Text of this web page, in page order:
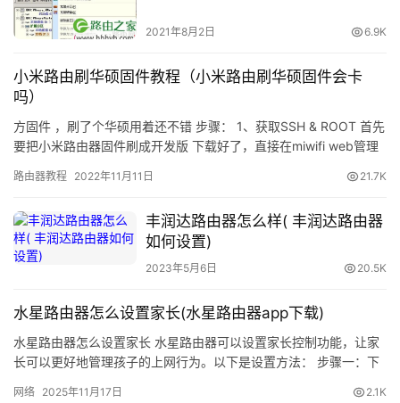
路
器
设
置
常
见
题
器
密
码
2021年8月2日 6.9K
小米路由刷华硕固件教程（小米路由刷华硕固件会卡
吗）
方固件 ，刷了个华硕用着还不错 步骤： 1、获取SSH & ROOT 首先
要把小米路由器固件刷成开发版 下载好了，直接在miwifi web管理
路由器教程 2022年11月11日 21.7K
丰润达路由器怎么样( 丰润达路由器
如何设置)
2023年5月6日 20.5K
水星路由器怎么设置家长(水星路由器app下载)
水星路由器怎么设置家长 水星路由器可以设置家长控制功能，让家
长可以更好地管理孩子的上网行为。以下是设置方法： 步骤一：下
网络 2025年11月17日 2.1K